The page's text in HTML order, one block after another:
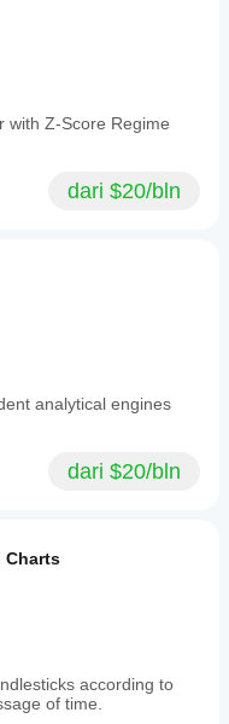
with Z-Score Regime
dari $20/bln
analytical engines
dari $20/bln
Charts
according to
of time.